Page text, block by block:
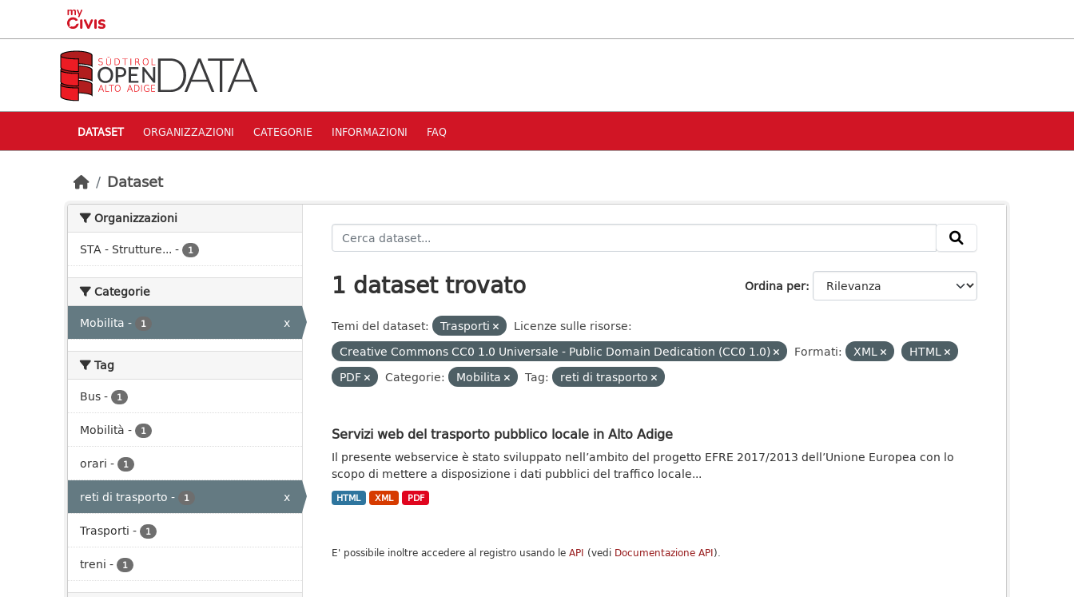
Skip to main content
DATASET ORGANIZZAZIONI CATEGORIE INFORMAZIONI FAQ
Dataset
Organizzazioni
STA - Strutture... - 1
Categorie
Mobilita - 1 x
Tag
Bus- 1
Mobilità - 1
orari - 1
reti di trasporto - 1
x
Trasporti - 1
treni - 1
Ordina per
1 dataset trovato
Temi del dataset: Trasporti
Licenze sulle risorse:
Creative Commons CC0 1.0 Universale - Public Domain Dedication (CC0 1.0)
Formati: XML
HTML
PDF
Categorie: Mobilita Tag: reti di trasporto
Servizi web del trasporto pubblico locale in Alto Adige
Il presente webservice è stato sviluppato nell’ambito del progetto EFRE 2017/2013 dell’Unione Europea con lo
scopo di mettere a disposizione i dati pubblici del traffico locale...
HTML XML PDF
E' possibile inoltre accedere al registro usando le API (vedi Documentazione API).